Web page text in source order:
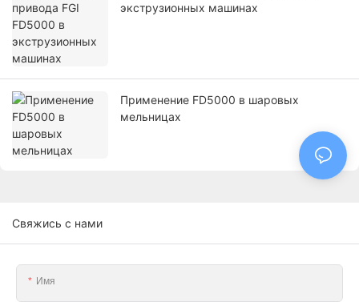
экструзионных машинах
Применение FD5000 в шаровых
мельницах
Свяжись с нами
Имя